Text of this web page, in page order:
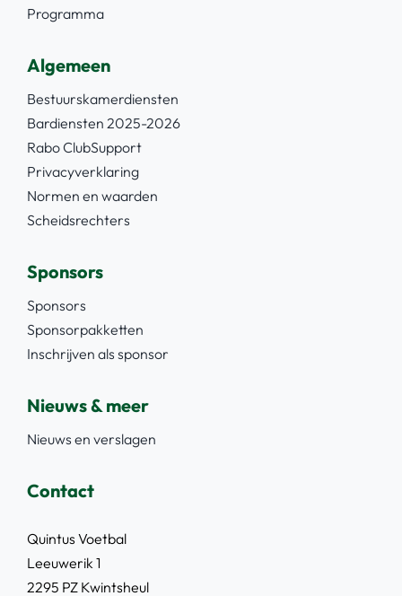
Programma
Algemeen
Bestuurskamerdiensten
Bardiensten 2025-2026
Rabo ClubSupport
Privacyverklaring
Normen en waarden
Scheidsrechters
Sponsors
Sponsors
Sponsorpakketten
Inschrijven als sponsor
Nieuws & meer
Nieuws en verslagen
Contact
Quintus Voetbal
Leeuwerik 1
2295 PZ Kwintsheul